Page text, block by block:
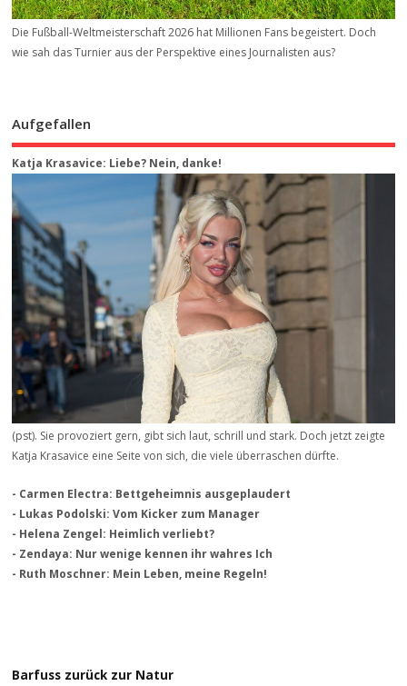
Die Fußball-Weltmeisterschaft 2026 hat Millionen Fans begeistert. Doch
wie sah das Turnier aus der Perspektive eines Journalisten aus?
Aufgefallen
Katja Krasavice: Liebe? Nein, danke!
(pst). Sie provoziert gern, gibt sich laut, schrill und stark. Doch jetzt zeigte
Katja Krasavice eine Seite von sich, die viele überraschen dürfte.
- Carmen Electra: Bettgeheimnis ausgeplaudert
- Lukas Podolski: Vom Kicker zum Manager
- Helena Zengel: Heimlich verliebt?
- Zendaya: Nur wenige kennen ihr wahres Ich
- Ruth Moschner: Mein Leben, meine Regeln!
Barfuss zurück zur Natur